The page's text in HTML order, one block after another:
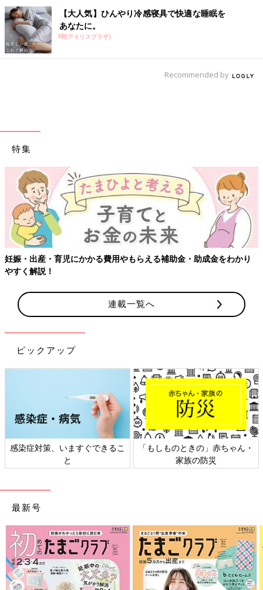
【大人気】ひんやり冷感寝具で快適な睡眠を
あなたに。
PR(アイリスプラザ)
Recommended by
特集
成金をわかり
【ワクチン接種できるものも】妊婦の感染症対策
連載一覧へ
ピックアップ
きの」赤ちゃん・
日本外来小児科学会リーフレッ
六星占術 細
最新号